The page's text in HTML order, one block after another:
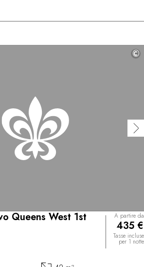
©
Queens West 1st
A partire da
435 €
Tasse incluse
per 1 notte